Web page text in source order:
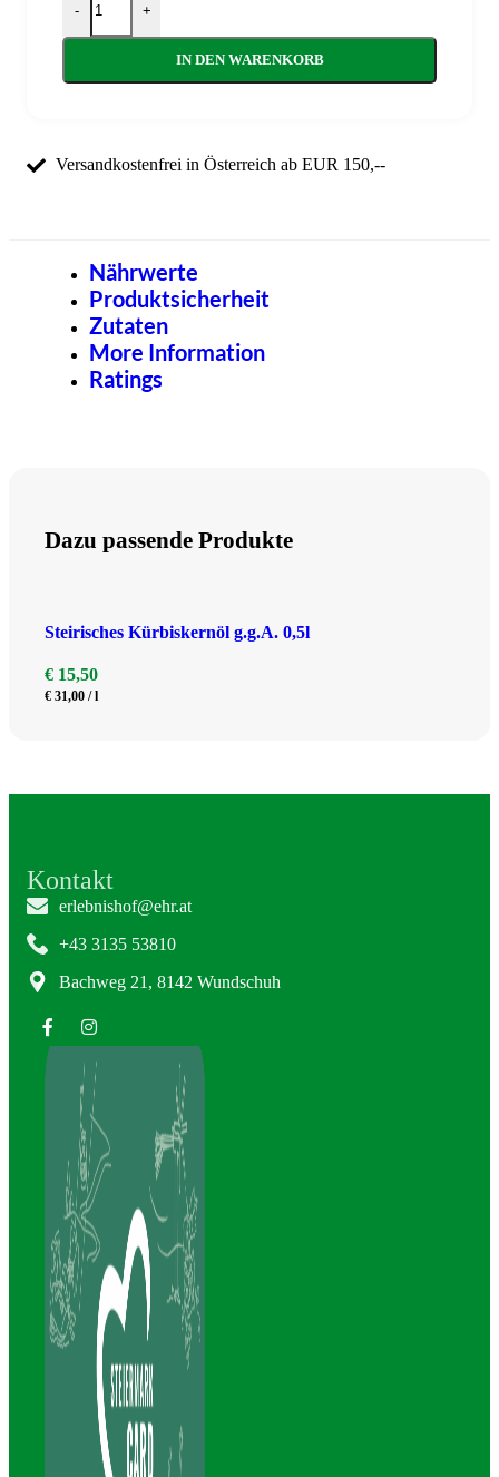
- +
IN DEN WARENKORB
Versandkostenfrei in Österreich ab EUR 150,--
Nährwerte
Produktsicherheit
Zutaten
More Information
Ratings
Dazu passende Produkte
Steirisches Kürbiskernöl g.g.A. 0,5l
€ 15,50
€ 31,00 /l
Kontakt
erlebnishof@ehr.at
+43 3135 53810
Bachweg 21, 8142 Wundschuh